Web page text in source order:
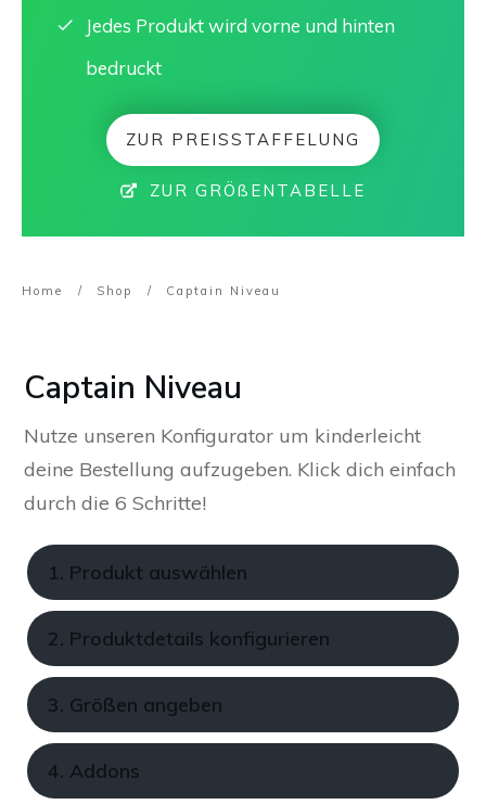
Jedes Produkt wird vorne und hinten
bedruckt
ZUR PREISSTAFFELUNG
ZUR GRÖßENTABELLE
Home / Shop / Captain Niveau
Captain Niveau
Nutze unseren Konfigurator um kinderleicht
deine Bestellung aufzugeben. Klick dich einfach
durch die 6 Schritte!
1. Produkt auswählen
2. Produktdetails konfigurieren
3. Größen angeben
4. Addons